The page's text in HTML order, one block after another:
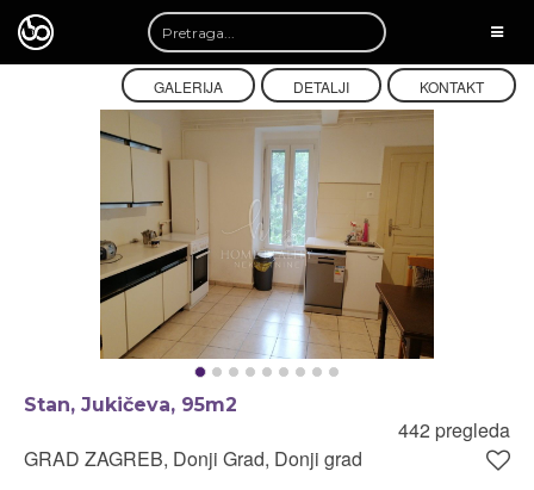
GALERIJA DETALJI KONTAKT
Stan, Jukičeva, 95m2
442 pregleda
GRAD ZAGREB, Donji Grad, Donji grad